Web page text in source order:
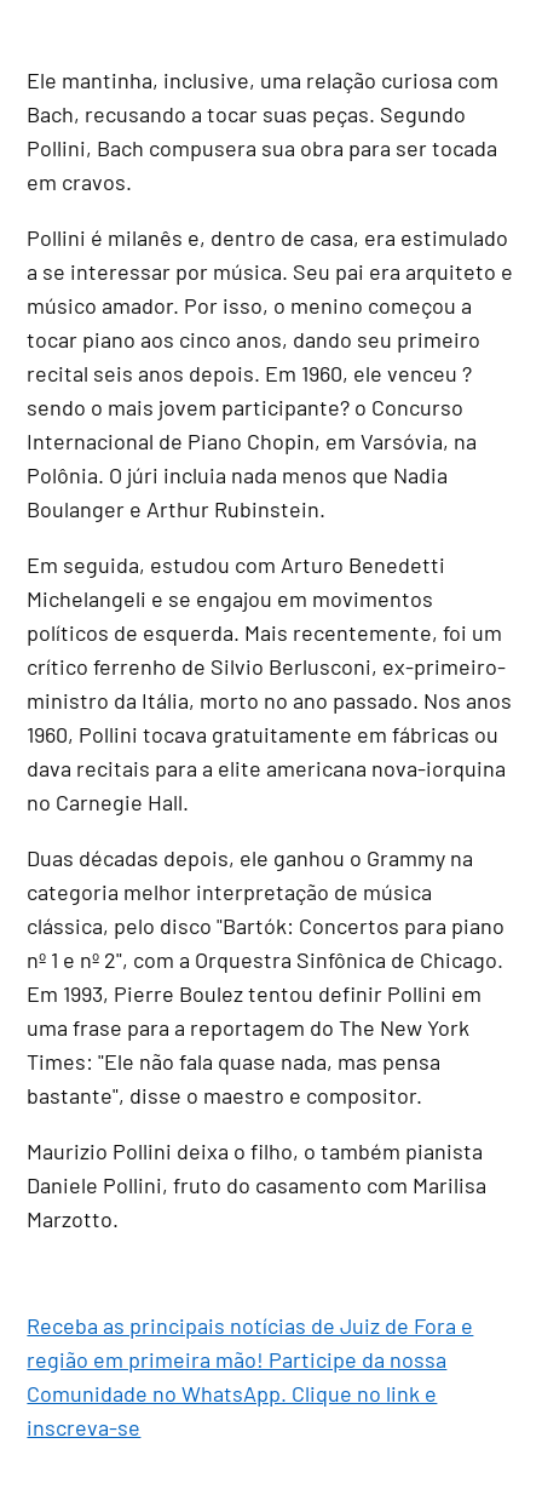
Ele mantinha, inclusive, uma relação curiosa com
Bach, recusando a tocar suas peças. Segundo
Pollini, Bach compusera sua obra para ser tocada
em cravos.
Pollini é milanês e, dentro de casa, era estimulado
a se interessar por música. Seu pai era arquiteto e
músico amador. Por isso, o menino começou a
tocar piano aos cinco anos, dando seu primeiro
recital seis anos depois. Em 1960, ele venceu ?
sendo o mais jovem participante? o Concurso
Internacional de Piano Chopin, em Varsóvia, na
Polônia. O júri incluia nada menos que Nadia
Boulanger e Arthur Rubinstein.
Em seguida, estudou com Arturo Benedetti
Michelangeli e se engajou em movimentos
políticos de esquerda. Mais recentemente, foi um
crítico ferrenho de Silvio Berlusconi, ex-primeiro-
ministro da Itália, morto no ano passado. Nos anos
1960, Pollini tocava gratuitamente em fábricas ou
dava recitais para a elite americana nova-iorquina
no Carnegie Hall.
Duas décadas depois, ele ganhou o Grammy na
categoria melhor interpretação de música
clássica, pelo disco "Bartók: Concertos para piano
nº 1 e nº 2", com a Orquestra Sinfônica de Chicago.
Em 1993, Pierre Boulez tentou definir Pollini em
uma frase para a reportagem do The New York
Times: "Ele não fala quase nada, mas pensa
bastante", disse o maestro e compositor.
Maurizio Pollini deixa o filho, o também pianista
Daniele Pollini, fruto do casamento com Marilisa
Marzotto.
Receba as principais notícias de Juiz de Fora e
região em primeira mão! Participe da nossa
Comunidade no WhatsApp. Clique no link e
inscreva-se